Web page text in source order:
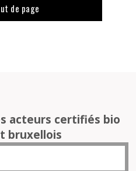
de page
acteurs certifiés bio
bruxellois